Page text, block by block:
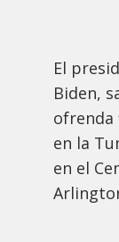
El
Biden,
ofrenda
en la
en el